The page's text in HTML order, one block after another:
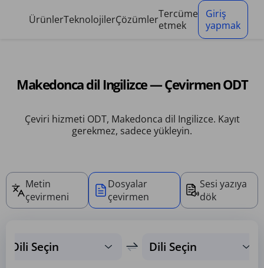
ÜrünlerTeknolojilerÇözümlerTercüme
etmek
Giriş
yapmak
Makedonca dil Ingilizce — Çevirmen ODT
Çeviri hizmeti ODT, Makedonca dil Ingilizce. Kayıt
gerekmez, sadece yükleyin.
Metin
çevirmeni
Dosyalar
çevirmen
Sesi yazıya
dök
Dili Seçin Dili Seçin